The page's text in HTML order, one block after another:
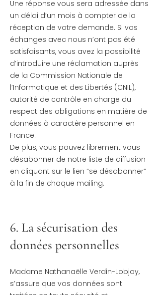
Une réponse vous sera adressée dans
un délai d’un mois à compter de la
réception de votre demande. Si vos
échanges avec nous n’ont pas été
satisfaisants, vous avez la possibilité
d’introduire une réclamation auprès
de la Commission Nationale de
l’Informatique et des Libertés (CNIL),
autorité de contrôle en charge du
respect des obligations en matière de
données à caractère personnel en
France.
De plus, vous pouvez librement vous
désabonner de notre liste de diffusion
en cliquant sur le lien “se désabonner”
à la fin de chaque mailing.
6. La sécurisation des
données personnelles
Madame Nathanaëlle Verdin-Lobjoy,
s’assure que vos données sont